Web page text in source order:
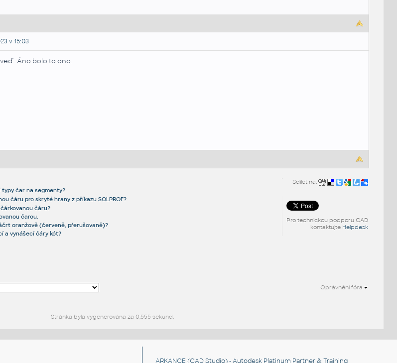
v 15:03
. Áno bolo to ono.
Sdílet na:
Pro technickou podporu CAD
kontaktujte Helpdesk
typy čar na segmenty?
čáru pro skryté hrany z příkazu SOLPROF?
čáru?
čarou.
oranžově (červeně, přerušovaně)?
a vynášecí čáry kót?
Oprávnění fóra
Stránka byla vygenerována za 0,555 sekund.
ARKANCE (CAD Studio) - Autodesk Platinum Partner & Training